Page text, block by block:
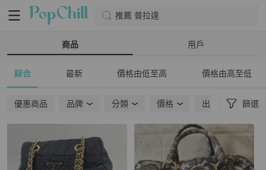
推薦 普拉達
商品 用戶
綜合 最新 價格由低至高 價格由高至低
優惠商品 品牌 分類 價格 出貨地點 篩選